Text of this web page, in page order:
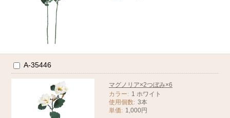
A-35446
マグノリア×2つぼみ×6
カラー: 1 ホワイト
使用個数: 3本
単価: 1,000円